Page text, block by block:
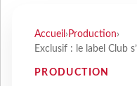
Accueil › Production›
Exclusif : le label Club
PRODUCTION